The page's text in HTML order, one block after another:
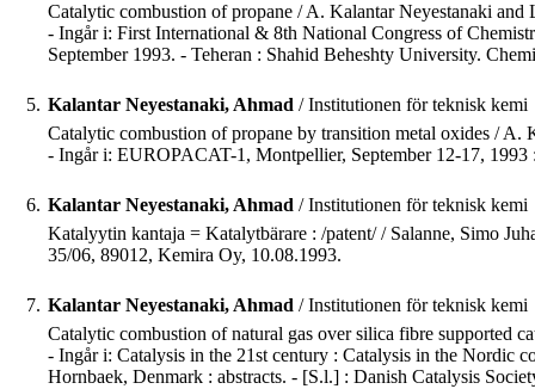
Catalytic combustion of propane / A. Kalantar Neyestanaki
- Ingår i: First International & 8th National Congress of
September 1993. - Teheran : Shahid Beheshty University.
5. Kalantar Neyestanaki, Ahmad / Institutionen för teknisk kemi
Catalytic combustion of propane by transition metal oxides /
- Ingår i: EUROPACAT-1, Montpellier, September 12-17,
6. Kalantar Neyestanaki, Ahmad / Institutionen för teknisk kemi
Katalyytin kantaja = Katalytbärare : /patent/ / Salanne, Simo
35/06, 89012, Kemira Oy, 10.08.1993.
7. Kalantar Neyestanaki, Ahmad / Institutionen för teknisk kemi
Catalytic combustion of natural gas over silica fibre supported
- Ingår i: Catalysis in the 21st century : Catalysis in the Nordic
Hornbaek, Denmark : abstracts. - [S.l.] : Danish Catalysis